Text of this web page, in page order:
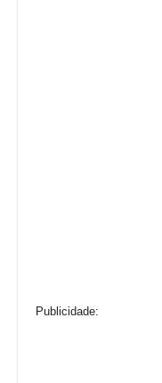
Publicidade: